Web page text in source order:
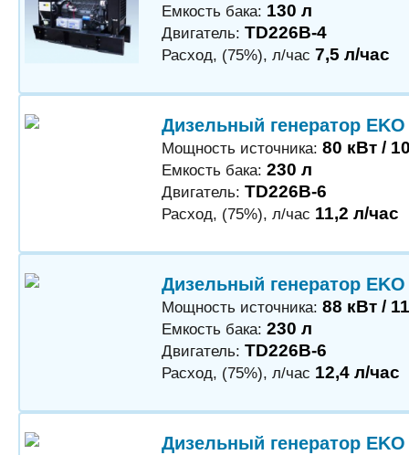
Емкость бака: 130 л
Двигатель: TD226B-4
Расход, (75%), л/час 7,5 л/час
Дизельный генератор EKO
Мощность источника: 80 кВт /
Емкость бака: 230 л
Двигатель: TD226B-6
Расход, (75%), л/час 11,2 л/час
Дизельный генератор EKO
Мощность источника: 88 кВт /
Емкость бака: 230 л
Двигатель: TD226B-6
Расход, (75%), л/час 12,4 л/час
Дизельный генератор EKO